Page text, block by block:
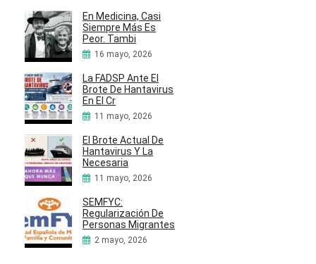
En Medicina, Casi
Siempre Más Es
Peor. Tambi
16 mayo, 2026
La FADSP Ante El
Brote De Hantavirus
En El Cr
11 mayo, 2026
El Brote Actual De
Hantavirus Y La
Necesaria
11 mayo, 2026
SEMFYC:
Regularización De
Personas Migrantes
2 mayo, 2026